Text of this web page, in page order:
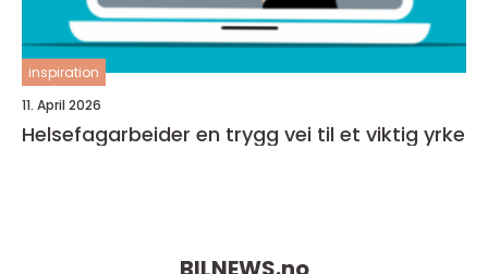
inspiration
11. April 2026
Helsefagarbeider en trygg vei til et viktig yrke